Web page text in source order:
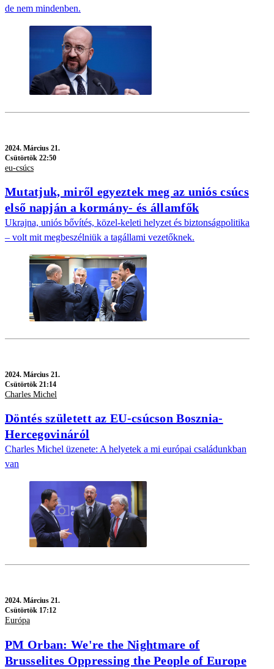
de nem mindenben.
2024. Március 21.
Csütörtök 22:50
eu-csúcs
Mutatjuk, miről egyeztek meg az uniós csúcs
első napján a kormány- és államfők
Ukrajna, uniós bővítés, közel-keleti helyzet és biztonságpolitika
– volt mit megbeszélniük a tagállami vezetőknek.
2024. Március 21.
Csütörtök 21:14
Charles Michel
Döntés született az EU-csúcson Bosznia-
Hercegovináról
Charles Michel üzenete: A helyetek a mi európai családunkban
van
2024. Március 21.
Csütörtök 17:12
Európa
PM Orban: We're the Nightmare of
Brusselites Oppressing the People of Europe